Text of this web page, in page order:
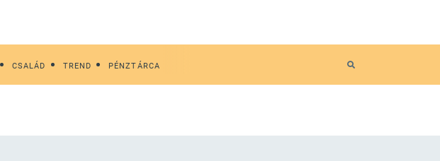
CSALÁD TREND PÉNZTÁRCA